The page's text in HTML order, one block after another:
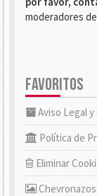
moderadores
FAVORITOS
Aviso Legal
Política de
Eliminar